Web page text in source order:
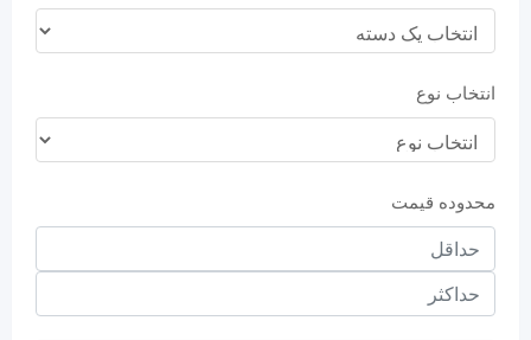
انتخاب نوع
محدوده قیمت
حداقل
قیمت
حداکثر